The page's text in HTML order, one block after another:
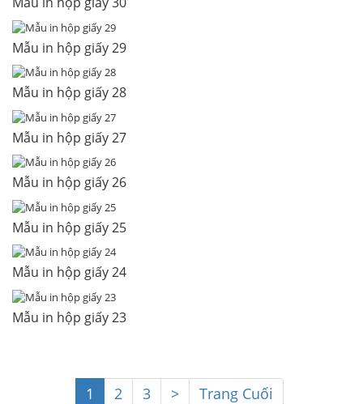
Mẫu in hộp giấy 29
Mẫu in hộp giấy 28
Mẫu in hộp giấy 27
Mẫu in hộp giấy 26
Mẫu in hộp giấy 25
Mẫu in hộp giấy 24
Mẫu in hộp giấy 23
1 2 3 > Trang Cuối